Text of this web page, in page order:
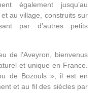
également jusqu’au
au village, construits sur
par d’autres petits
de l’Aveyron, bienvenus
et unique en France.
de Bozouls », il est en
et au fil des siècles par